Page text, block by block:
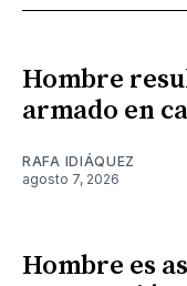
Hombre
armado en
RAFA IDIÁQUEZ
agosto 7, 2026
Hombre es